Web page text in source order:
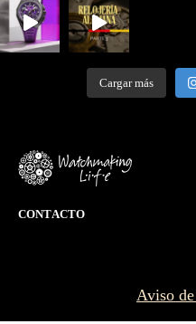
Cargar más
CONTACTO
Aviso